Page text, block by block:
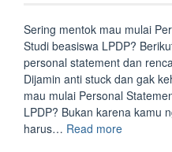
Sering mentok mau mulai
Studi beasiswa LPDP?
personal statement dan
Dijamin anti stuck dan gak
mau mulai Personal
LPDP? Bukan karena kamu
harus… Read more“Sering